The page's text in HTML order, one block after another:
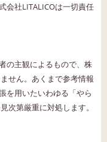
会社LITALICOは一切責任
の主観によるもので、株
せん。あくまで参考情報
を用いたいわゆる「やら
次第厳重に対処します。